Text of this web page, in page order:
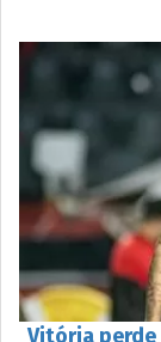
Vitória perde